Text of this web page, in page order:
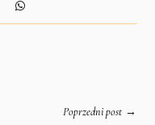
Poprzedni post→